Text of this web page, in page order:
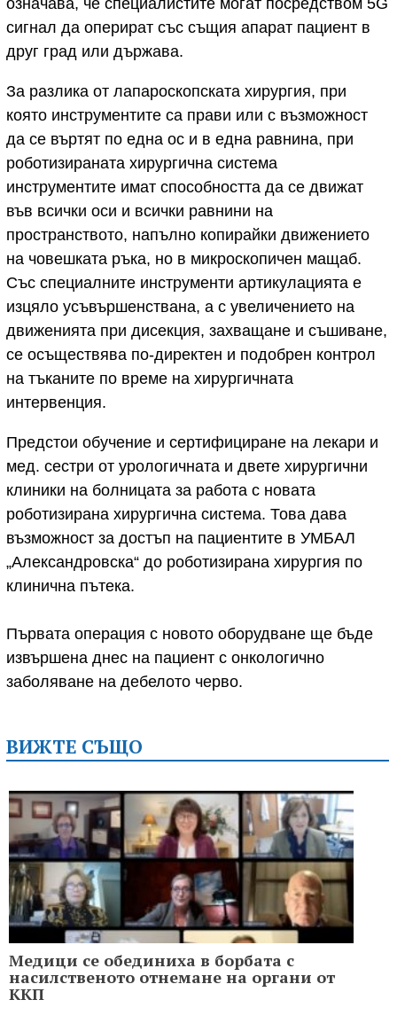
означава, че специалистите могат посредством 5G
сигнал да оперират със същия апарат пациент в
друг град или държава.
За разлика от лапароскопската хирургия, при
която инструментите са прави или с възможност
да се въртят по една ос и в една равнина, при
роботизираната хирургична система
инструментите имат способността да се движат
във всички оси и всички равнини на
пространството, напълно копирайки движението
на човешката ръка, но в микроскопичен мащаб.
Със специалните инструменти артикулацията е
изцяло усъвършенствана, а с увеличението на
движенията при дисекция, захващане и съшиване,
се осъществява по-директен и подобрен контрол
на тъканите по време на хирургичната
интервенция.
Предстои обучение и сертифициране на лекари и
мед. сестри от урологичната и двете хирургични
клиники на болницата за работа с новата
роботизирана хирургична система. Това дава
възможност за достъп на пациентите в УМБАЛ
„Александровска“ до роботизирана хирургия по
клинична пътека.
Първата операция с новото оборудване ще бъде
извършена днес на пациент с онкологично
заболяване на дебелото черво.
ВИЖТЕ СЪЩО
Медици се обединиха в борбата с
насилственото отнемане на органи от
ККП